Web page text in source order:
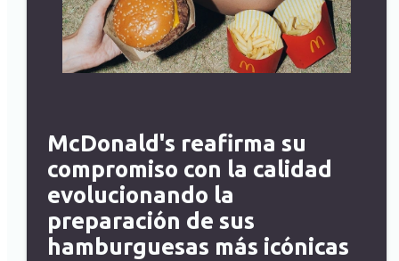
McDonald's reafirma su
compromiso con la calidad
evolucionando la
preparación de sus
hamburguesas más icónicas